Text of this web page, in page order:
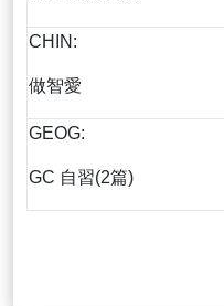
CHIN:
做智愛
GEOG:
GC 自習(2篇)